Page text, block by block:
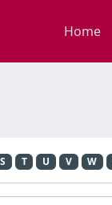
Home
S T U V W